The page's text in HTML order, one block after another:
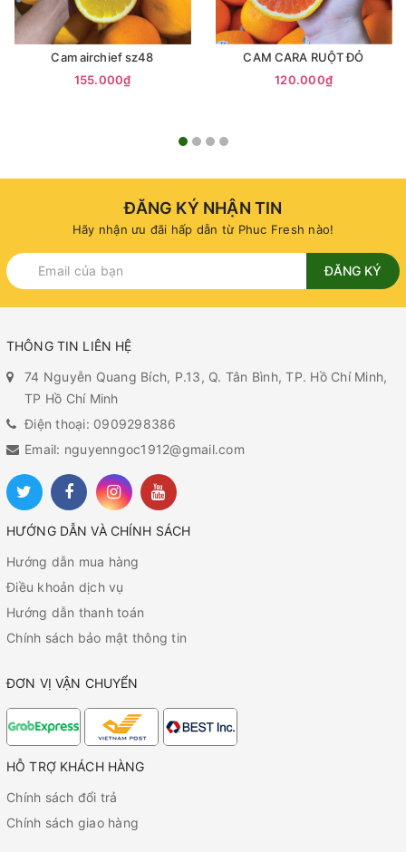
Cam airchief sz48
155.000₫
CAM CARA RUỘT ĐỎ
120.000₫
ĐĂNG KÝ NHẬN TIN
Hãy nhận ưu đãi hấp dẫn từ Phuc Fresh nào!
ĐĂNG KÝ
THÔNG TIN LIÊN HỆ
74 Nguyễn Quang Bích, P.13, Q. Tân Bình, TP. Hồ Chí Minh,
TP Hồ Chí Minh
Điện thoại: 0909298386
Email: nguyenngoc1912@gmail.com
HƯỚNG DẪN VÀ CHÍNH SÁCH
Hướng dẫn mua hàng
Điều khoản dịch vụ
Hướng dẫn thanh toán
Chính sách bảo mật thông tin
ĐƠN VỊ VẬN CHUYỂN
HỖ TRỢ KHÁCH HÀNG
Chính sách đổi trả
Chính sách giao hàng